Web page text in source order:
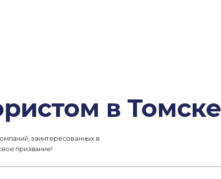
в Томске
заинтересованных в
призвание!